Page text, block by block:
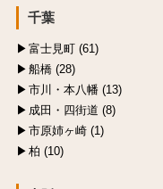
千葉
富士見町 (61)
船橋 (28)
市川・本八幡 (13)
成田・四街道 (8)
市原姉ヶ崎 (1)
柏 (10)